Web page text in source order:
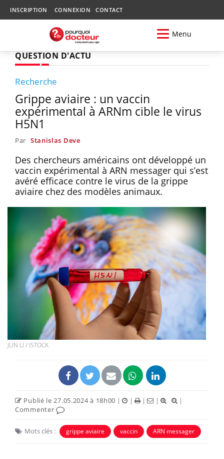
INSCRIPTION CONNEXION CONTACT
Menu
QUESTION D'ACTU
Recherche
Grippe aviaire : un vaccin
expérimental à ARNm cible le virus
H5N1
Par Stanislas Deve
Des chercheurs américains ont développé un
vaccin expérimental à ARN messager qui s’est
avéré efficace contre le virus de la grippe
aviaire chez des modèles animaux.
JUN LI / ISTOCK
Publié le 27.05.2024 à 18h00 | | | |
|
Commenter
Mots clés : grippe aviaire vaccin ARN messager